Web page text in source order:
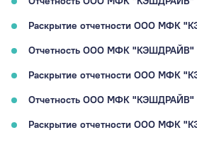
Раскрытие отчетности ООО МФК
Отчетность ООО МФК "КЭШДРАЙВ"
Раскрытие отчетности ООО МФК
Отчетность ООО МФК "КЭШДРАЙВ"
Раскрытие отчетности ООО МФК